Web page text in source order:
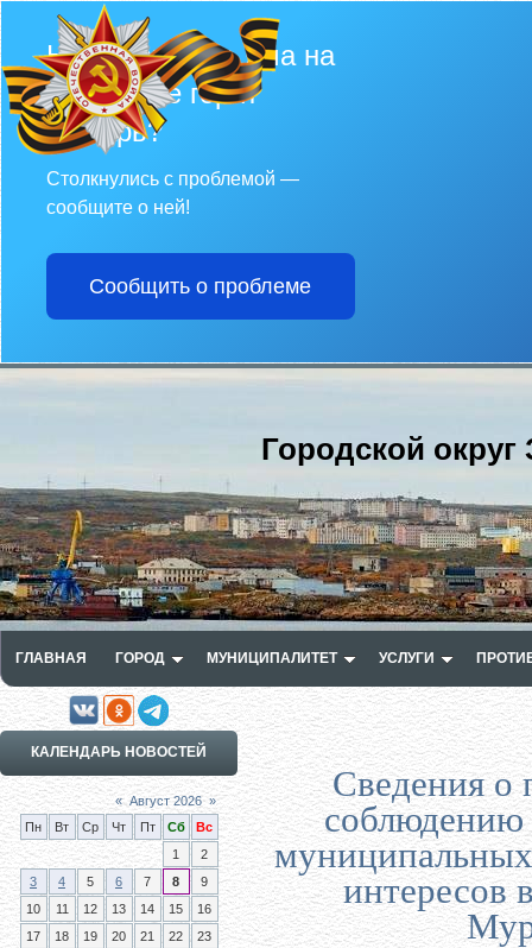
Не убран снег, яма на
дороге, не горит
фонарь?
Столкнулись с проблемой —
сообщите о ней!
Сообщить о проблеме
Городской
ГЛАВНАЯ ГОРОД МУНИЦИПАЛИТЕТ УСЛУГИ
КАЛЕНДАРЬ НОВОСТЕЙ
« Август 2026 »
Пн
Вт Ср Чт Пт Сб
Вс
1
2
3
4 5 6 7 8
9
10
11 12 13 14 15
16
17
18 19 20 21 22
23
Сведения о
соблюдению
интересов